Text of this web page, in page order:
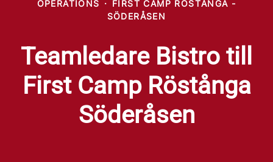
OPERATIONS · FIRST CAMP RÖSTÅNGA -
SÖDERÅSEN
Teamledare Bistro till
First Camp Röstånga
Söderåsen